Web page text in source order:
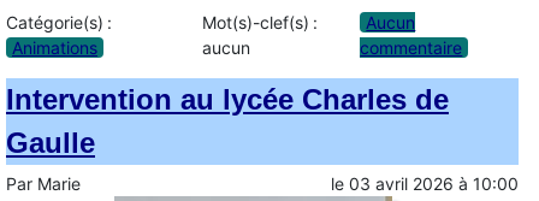
Catégorie(s) :
Animations
Mot(s)-clef(s) :
aucun
Aucun
commentaire
Intervention au lycée Charles de
Gaulle
Par Marie le 03 avril 2026 à 10:00